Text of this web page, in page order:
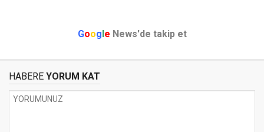
Google News'de takip et
HABERE YORUM KAT